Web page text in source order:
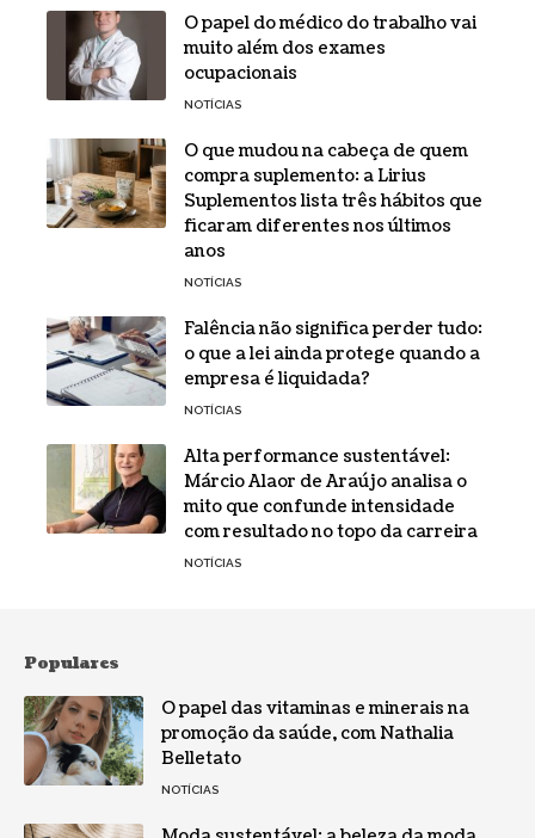
O papel do médico do trabalho vai
muito além dos exames
ocupacionais
NOTÍCIAS
O que mudou na cabeça de quem
compra suplemento: a Lirius
Suplementos lista três hábitos que
ficaram diferentes nos últimos
anos
NOTÍCIAS
Falência não significa perder tudo:
o que a lei ainda protege quando a
empresa é liquidada?
NOTÍCIAS
Alta performance sustentável:
Márcio Alaor de Araújo analisa o
mito que confunde intensidade
com resultado no topo da carreira
NOTÍCIAS
Populares
O papel das vitaminas e minerais na
promoção da saúde, com Nathalia
Belletato
NOTÍCIAS